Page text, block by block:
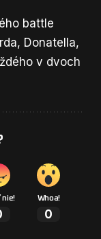
battle
Donatella,
v dvoch
nie! Whoa!
0